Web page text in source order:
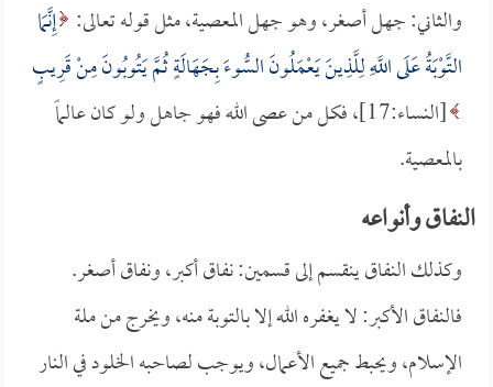
والثاني: جهل أصغر، وهو جهل المعصية، مثل قوله تعالى: إِنَّمَا
التَّوْبَةُ عَلَى اللَّهِ لِلَّذِينَ يَعْمَلُونَ السُّوءَ بِجَهَالَةٍ ثُمَّ يَتُوبُونَ مِنْ قَرِيبٍ
[النساء:17]، فكل من عصى الله فهو جاهل ولو كان عالماً
بالمعصية.
النفاق وأنواعه
وكذلك النفاق ينقسم إلى قسمين: نفاق أكبر، ونفاق أصغر.
فالنفاق الأكبر: لا يغفره الله إلا بالتوبة منه، ويخرج من ملة
الإسلام، ويحبط جميع الأعمال، ويوجب لصاحبه الخلود في النار